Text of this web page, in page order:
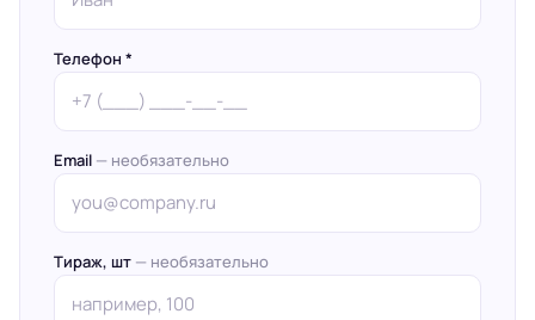
Телефон *
Email — необязательно
Тираж, шт — необязательно